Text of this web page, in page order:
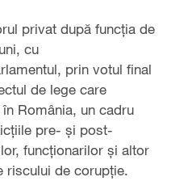
privat după funcția de
cu
prin votul final
de lege care
România, un cadru
pre- și post-
funcționarilor și altor
riscului de corupție.